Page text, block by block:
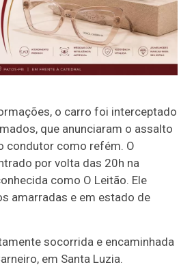
o carro foi interceptado
que anunciaram o assalto
condutor como refém. O
por volta das 20h na
como O Leitão. Ele
amarradas e em estado de
socorrida e encaminhada
em Santa Luzia.